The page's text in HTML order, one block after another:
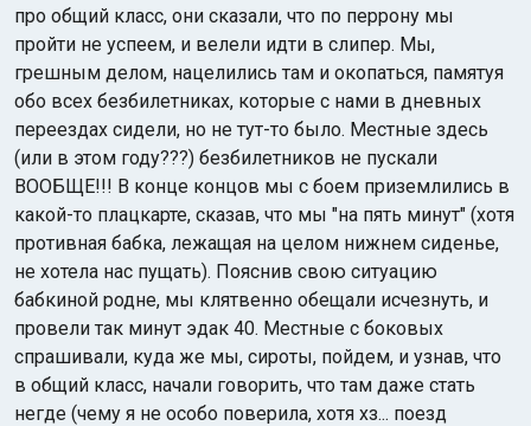
про общий класс, они сказали, что по перрону мы
пройти не успеем, и велели идти в слипер. Мы,
грешным делом, нацелились там и окопаться, памятуя
обо всех безбилетниках, которые с нами в дневных
переездах сидели, но не тут-то было. Местные здесь
(или в этом году???) безбилетников не пускали
ВООБЩЕ!!! В конце концов мы с боем приземлились в
какой-то плацкарте, сказав, что мы "на пять минут" (хотя
противная бабка, лежащая на целом нижнем сиденье,
не хотела нас пущать). Пояснив свою ситуацию
бабкиной родне, мы клятвенно обещали исчезнуть, и
провели так минут эдак 40. Местные с боковых
спрашивали, куда же мы, сироты, пойдем, и узнав, что
в общий класс, начали говорить, что там даже стать
негде (чему я не особо поверила, хотя хз... поезд